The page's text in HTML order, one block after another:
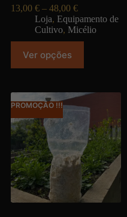
13,00 € – 48,00 €
Loja, Equipamento de
Cultivo, Micélio
Ver opções
PROMOÇÃO !!!